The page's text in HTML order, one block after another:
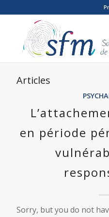
Articles
en période
Sorry, but you do not